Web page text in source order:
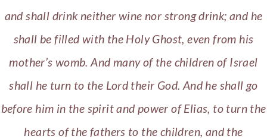
and shall drink neither wine nor strong drink; and he
shall be filled with the Holy Ghost, even from his
mother’s womb. And many of the children of Israel
shall he turn to the Lord their God. And he shall go
before him in the spirit and power of Elias, to turn the
hearts of the fathers to the children, and the